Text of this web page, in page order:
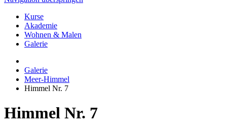
Kurse
Akademie
Wohnen & Malen
Galerie
Galerie
Meer-Himmel
Himmel Nr. 7
Himmel Nr. 7